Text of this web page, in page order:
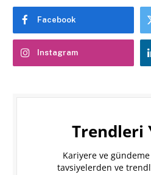
Facebook
Instagram
Trendleri
Kariyere ve
tavsiyelerden ve